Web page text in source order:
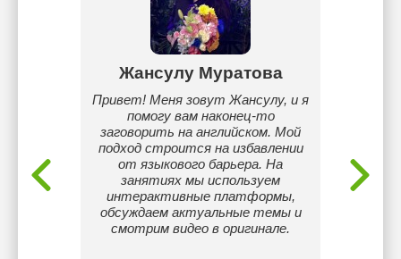
Жансулу Муратова
Привет! Меня зовут Жансулу, и я
помогу вам наконец-то
заговорить на английском. Мой
подход строится на избавлении
от языкового барьера. На
занятиях мы используем
интерактивные платформы,
обсуждаем актуальные темы и
смотрим видео в оригинале.